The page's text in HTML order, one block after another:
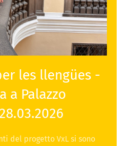
les llengües -
a Palazzo
del progetto VxL si sono